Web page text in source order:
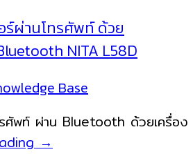
ผ่านโทรศัพท์ ด้วย
NITA L58D
Base
ศัพท์ ผ่าน Bluetooth ด้วยเครื่อง
พิมพ์
→